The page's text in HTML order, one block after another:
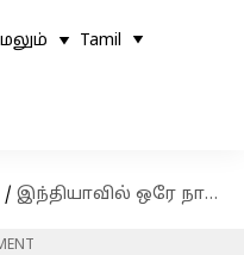
Tamil
/ இந்தியாவில் ஒரே நாளில் 1,249 கொரோனா பாதிப்புகள்